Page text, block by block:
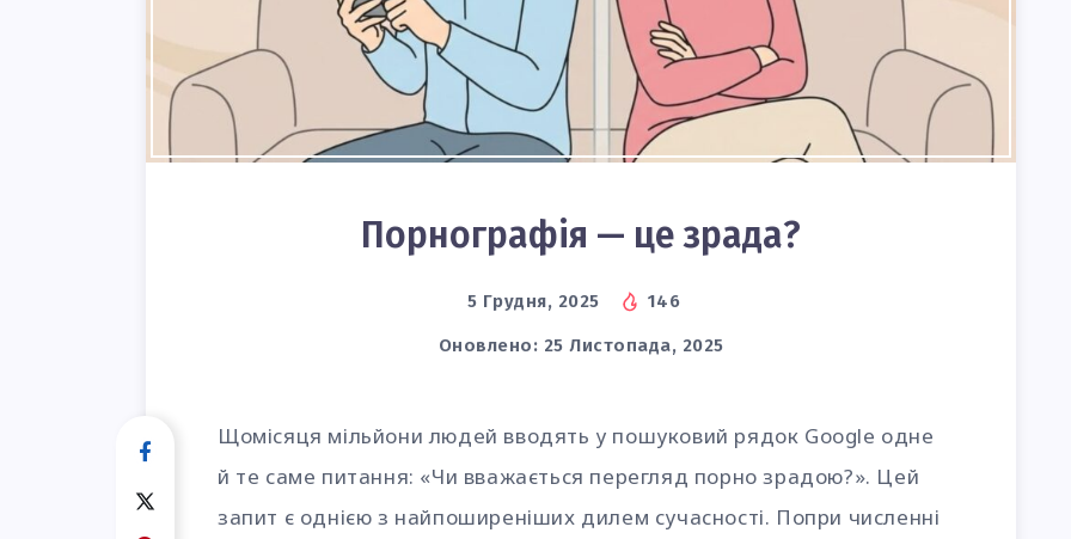
Порнографія — це зрада?
5 Грудня, 2025 146
Оновлено: 25 Листопада, 2025
Щомісяця мільйони людей вводять у пошуковий рядок Google одне
й те саме питання: «Чи вважається перегляд порно зрадою?». Цей
запит є однією з найпоширеніших дилем сучасності. Попри численні